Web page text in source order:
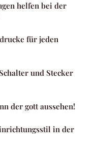
helfen bei der
für jeden
und Stecker
der gott aussehen!
in der